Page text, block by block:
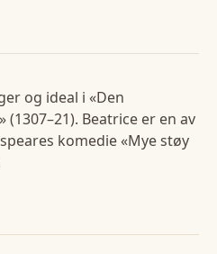
og ideal i «Den
Beatrice er en av
komedie «Mye støy